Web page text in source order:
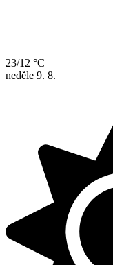
23/12 °C
neděle 9. 8.